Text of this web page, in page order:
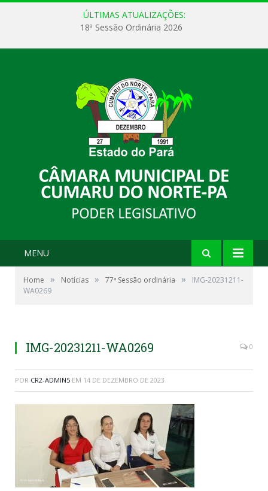
ÚLTIMAS ATUALIZAÇÕES:
18ª Sessão Ordinária 2026
MENU
Home » Notícias » 77ª Sessão ordinária »
IMG-20231211-
WA0269
IMG-20231211-WA0269 0
POR CR2-ADMIN5 EM 14 DE DEZEMBRO DE 2023